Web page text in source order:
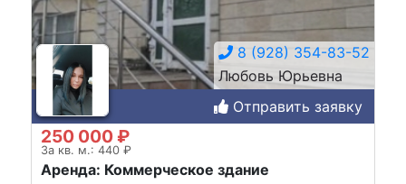
8 (928) 354-83-52
Любовь Юрьевна
Отправить заявку
250 000 ₽
За кв. м.: 440 ₽
Аренда: Коммерческое здание